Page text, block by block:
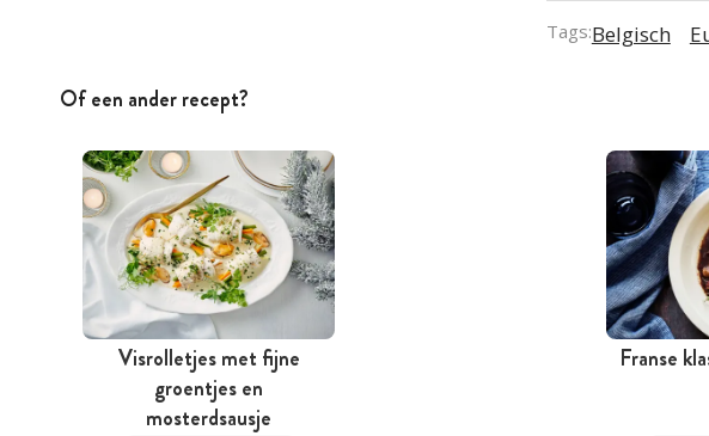
Tags:Belgisch
Of een ander recept?
Visrolletjes met fijne
groentjes en
mosterdsausje
Franse